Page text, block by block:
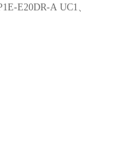
E20DR-A UC1、